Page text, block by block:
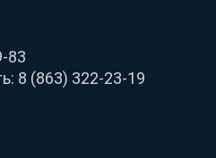
83
8 (863) 322-23-19